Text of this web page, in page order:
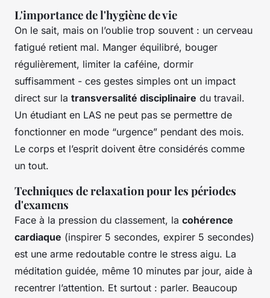
L'importance de l'hygiène de vie
On le sait, mais on l’oublie trop souvent : un cerveau
fatigué retient mal. Manger équilibré, bouger
régulièrement, limiter la caféine, dormir
suffisamment - ces gestes simples ont un impact
direct sur la transversalité disciplinaire du travail.
Un étudiant en LAS ne peut pas se permettre de
fonctionner en mode “urgence” pendant des mois.
Le corps et l’esprit doivent être considérés comme
un tout.
Techniques de relaxation pour les périodes
d'examens
Face à la pression du classement, la cohérence
cardiaque (inspirer 5 secondes, expirer 5 secondes)
est une arme redoutable contre le stress aigu. La
méditation guidée, même 10 minutes par jour, aide à
recentrer l’attention. Et surtout : parler. Beaucoup